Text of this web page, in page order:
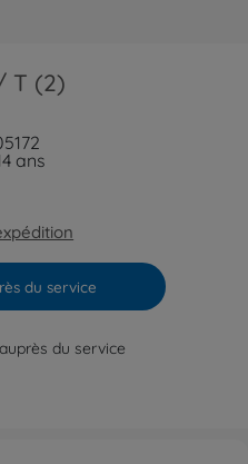
T (2)
ans
du service
du service